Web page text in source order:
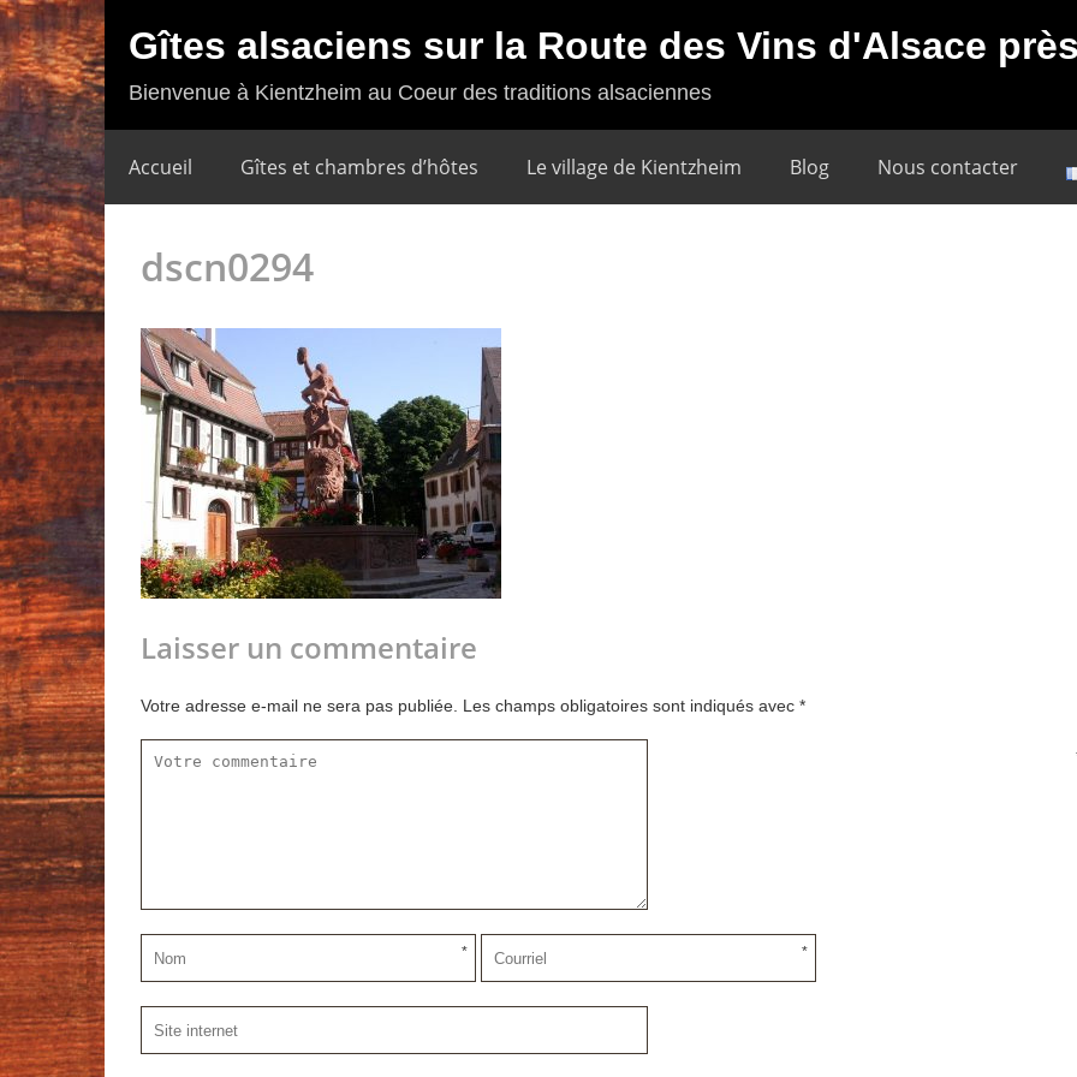
Gîtes alsaciens sur la Route des Vins d'Alsace
Bienvenue à Kientzheim au Coeur des traditions alsaciennes
Accueil Gîtes et chambres d’hôtes Le village de Kientzheim Blog Nous contacter
dscn0294
Laisser un commentaire
Votre adresse e-mail ne sera pas publiée. Les champs obligatoires sont indiqués avec *
* *